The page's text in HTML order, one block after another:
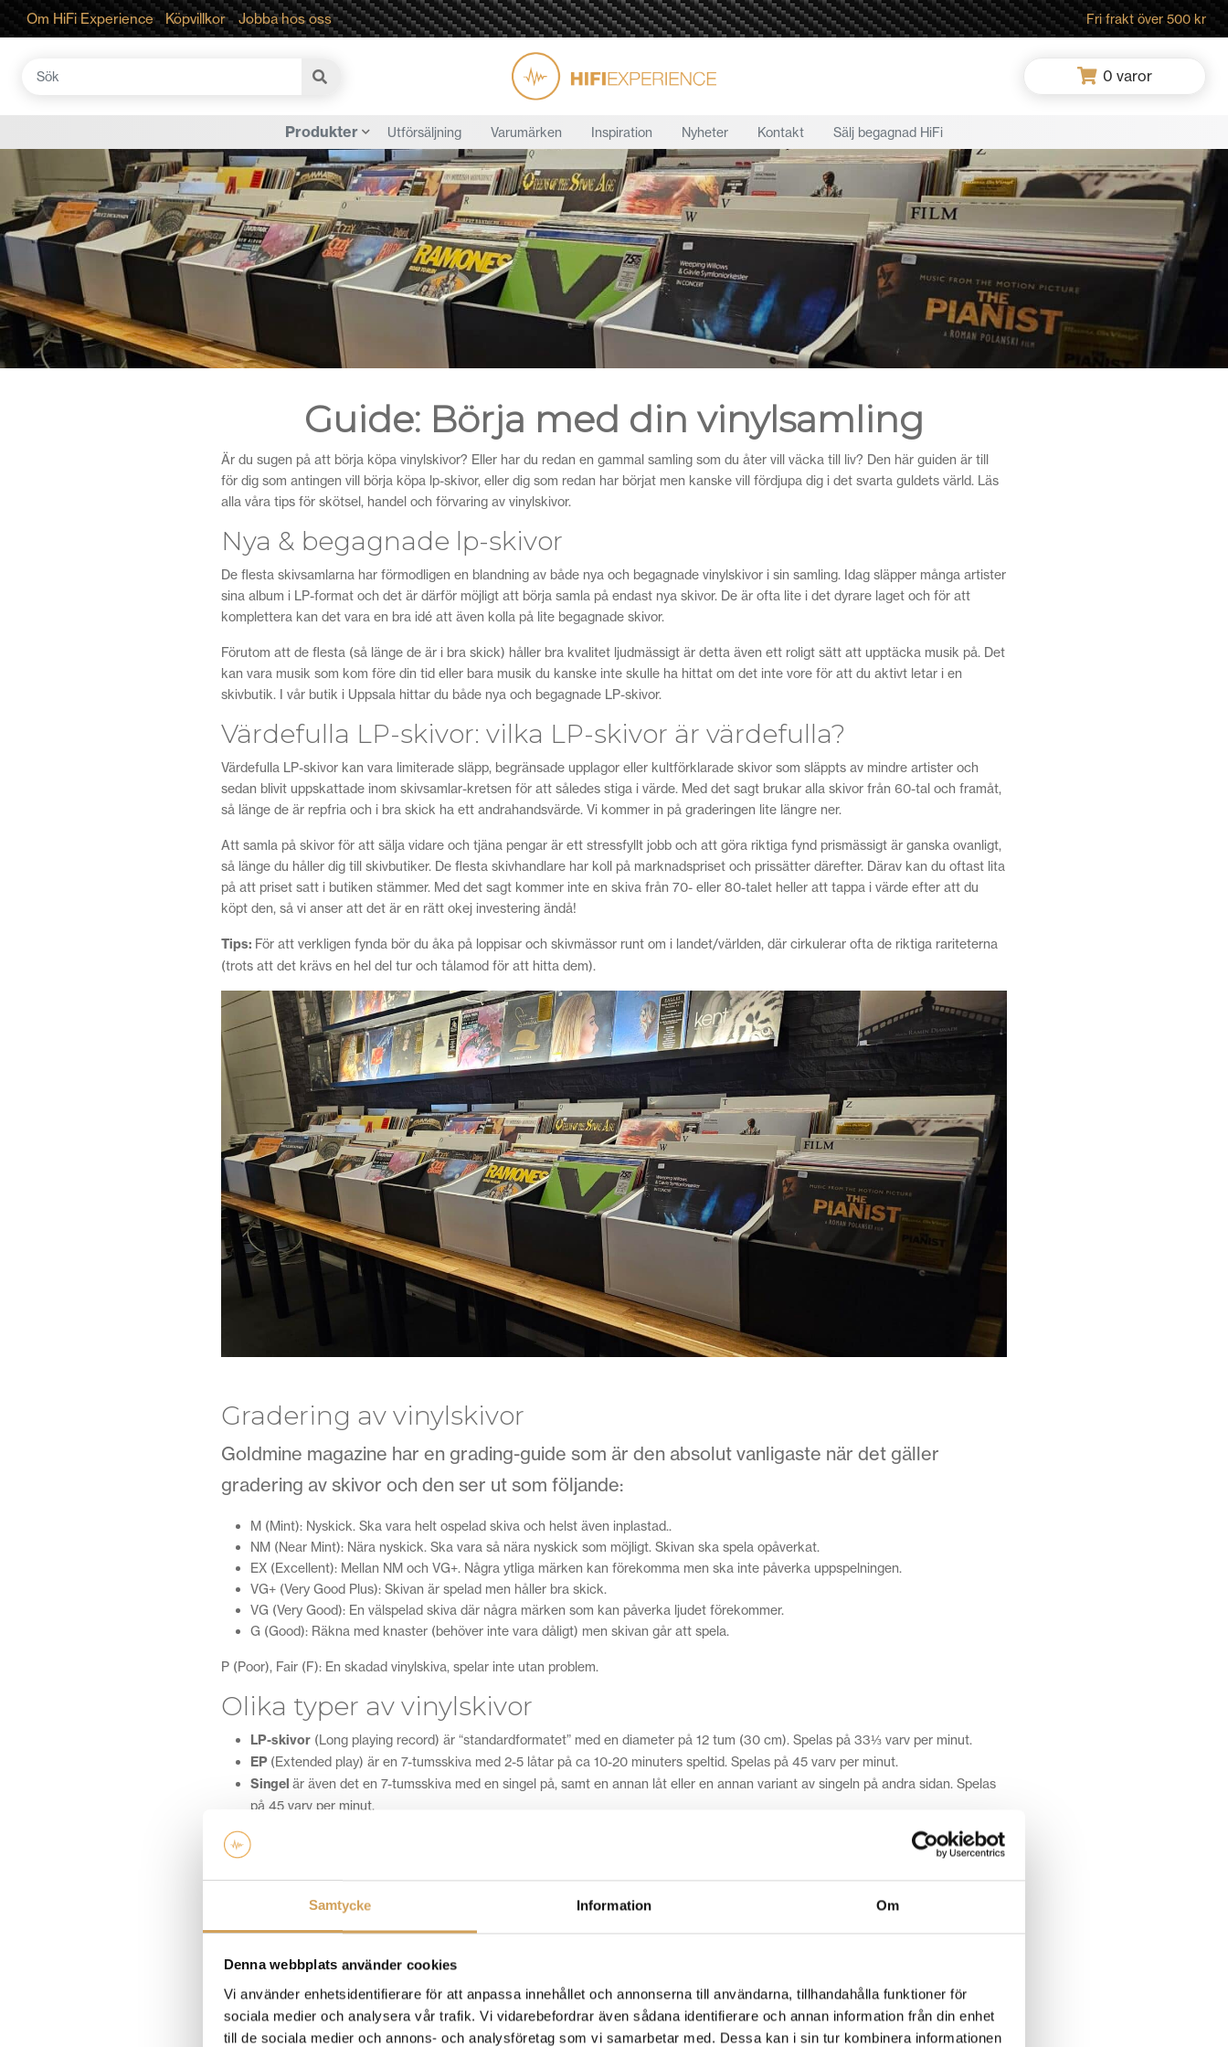
Samtycke Information Om
Denna webbplats använder cookies
Vi använder enhetsidentifierare för att anpassa innehållet och annonserna till användarna, tillhandahålla funktioner för
sociala medier och analysera vår trafik. Vi vidarebefordrar även sådana identifierare och annan information från din enhet
till de sociala medier och annons- och analysföretag som vi samarbetar med. Dessa kan i sin tur kombinera informationen
Om HiFi Experience Köpvillkor Jobba hos oss Fri frakt över 500 kr
Sök
0 varor
Produkter Utförsäljning Varumärken Inspiration Nyheter Kontakt Sälj begagnad HiFi
Guide: Börja med din vinylsamling
Är du sugen på att börja köpa vinylskivor? Eller har du redan en gammal samling som du åter vill väcka till liv? Den här guiden är till
för dig som antingen vill börja köpa lp-skivor, eller dig som redan har börjat men kanske vill fördjupa dig i det svarta guldets värld. Läs
alla våra tips för skötsel, handel och förvaring av vinylskivor.
Nya & begagnade lp-skivor
De flesta skivsamlarna har förmodligen en blandning av både nya och begagnade vinylskivor i sin samling. Idag släpper många artister
sina album i LP-format och det är därför möjligt att börja samla på endast nya skivor. De är ofta lite i det dyrare laget och för att
komplettera kan det vara en bra idé att även kolla på lite begagnade skivor.
Förutom att de flesta (så länge de är i bra skick) håller bra kvalitet ljudmässigt är detta även ett roligt sätt att upptäcka musik på. Det
kan vara musik som kom före din tid eller bara musik du kanske inte skulle ha hittat om det inte vore för att du aktivt letar i en
skivbutik. I vår butik i Uppsala hittar du både nya och begagnade LP-skivor.
Värdefulla LP-skivor: vilka LP-skivor är värdefulla?
Värdefulla LP-skivor kan vara limiterade släpp, begränsade upplagor eller kultförklarade skivor som släppts av mindre artister och
sedan blivit uppskattade inom skivsamlar-kretsen för att således stiga i värde. Med det sagt brukar alla skivor från 60-tal och framåt,
så länge de är repfria och i bra skick ha ett andrahandsvärde. Vi kommer in på graderingen lite längre ner.
Att samla på skivor för att sälja vidare och tjäna pengar är ett stressfyllt jobb och att göra riktiga fynd prismässigt är ganska ovanligt,
så länge du håller dig till skivbutiker. De flesta skivhandlare har koll på marknadspriset och prissätter därefter. Därav kan du oftast lita
på att priset satt i butiken stämmer. Med det sagt kommer inte en skiva från 70- eller 80-talet heller att tappa i värde efter att du
köpt den, så vi anser att det är en rätt okej investering ändå!
Tips: För att verkligen fynda bör du åka på loppisar och skivmässor runt om i landet/världen, där cirkulerar ofta de riktiga rariteterna
(trots att det krävs en hel del tur och tålamod för att hitta dem).
Gradering av vinylskivor
Goldmine magazine har en grading-guide som är den absolut vanligaste när det gäller
gradering av skivor och den ser ut som följande:
M (Mint): Nyskick. Ska vara helt ospelad skiva och helst även inplastad..
NM (Near Mint): Nära nyskick. Ska vara så nära nyskick som möjligt. Skivan ska spela opåverkat.
EX (Excellent): Mellan NM och VG+. Några ytliga märken kan förekomma men ska inte påverka uppspelningen.
VG+ (Very Good Plus): Skivan är spelad men håller bra skick.
VG (Very Good): En välspelad skiva där några märken som kan påverka ljudet förekommer.
G (Good): Räkna med knaster (behöver inte vara dåligt) men skivan går att spela.
P (Poor), Fair (F): En skadad vinylskiva, spelar inte utan problem.
Olika typer av vinylskivor
LP-skivor (Long playing record) är “standardformatet” med en diameter på 12 tum (30 cm). Spelas på 33⅓ varv per minut.
EP (Extended play) är en 7-tumsskiva med 2-5 låtar på ca 10-20 minuters speltid. Spelas på 45 varv per minut.
Singel är även det en 7-tumsskiva med en singel på, samt en annan låt eller en annan variant av singeln på andra sidan. Spelas
på 45 varv per minut.
Börja med din skivsamling: att tänka på när du ska samla
skivor
Var du ska börja med din samling beror såklart helt på din musiksmak. Men vårt tips är att vara öppen för det mesta och testa dig
fram bland genrer och musikstilar. I och med streamingtjänsternas dominering av vårt musiklyssnande har albumet tappat lite i värde,